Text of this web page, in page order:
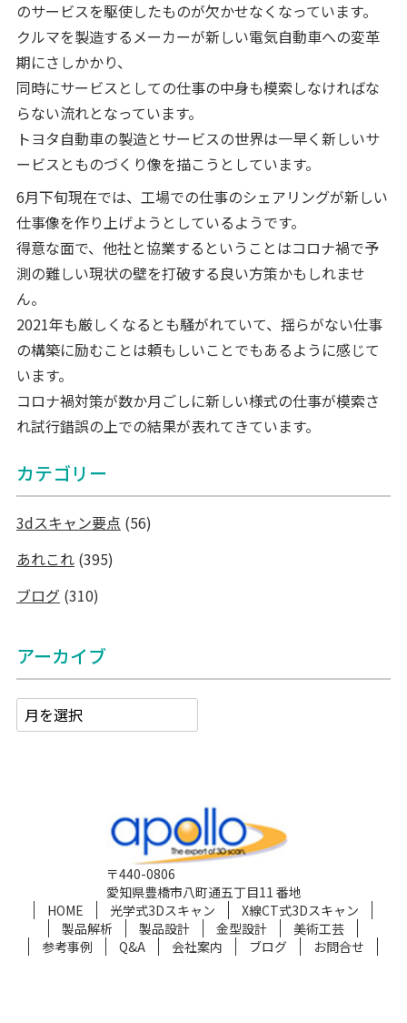
のサービスを駆使したものが欠かせなくなっています。
クルマを製造するメーカーが新しい電気自動車への変革
期にさしかかり、
同時にサービスとしての仕事の中身も模索しなければな
らない流れとなっています。
トヨタ自動車の製造とサービスの世界は一早く新しいサ
ービスとものづくり像を描こうとしています。
6月下旬現在では、工場での仕事のシェアリングが新しい
仕事像を作り上げようとしているようです。
得意な面で、他社と協業するということはコロナ禍で予
測の難しい現状の壁を打破する良い方策かもしれませ
ん。
2021年も厳しくなるとも騒がれていて、揺らがない仕事
の構築に励むことは頼もしいことでもあるように感じて
います。
コロナ禍対策が数か月ごしに新しい様式の仕事が模索さ
れ試行錯誤の上での結果が表れてきています。
カテゴリー
3dスキャン要点 (56)
あれこれ(395)
ブログ(310)
アーカイブ
〒440-0806
愛知県豊橋市八町通五丁目11 番地
HOME
光学式3Dスキャン
X線CT式3Dスキャン
製品解析
製品設計 金型設計
美術工芸
参考事例
Q&A 会社案内 ブログ お問合せ